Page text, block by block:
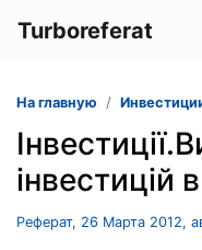
Turboreferat
На главную
інвестицій
Реферат, 26 Марта 2012,